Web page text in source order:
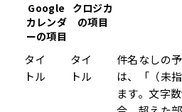
Google
カレンダ
ーの項目
クロジカ
の項目
タイ
トル
タイ
トル
件名なしの
は、「（未
ます。文字